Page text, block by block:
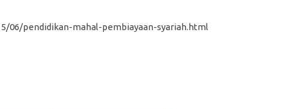
06/pendidikan-mahal-pembiayaan-syariah.html